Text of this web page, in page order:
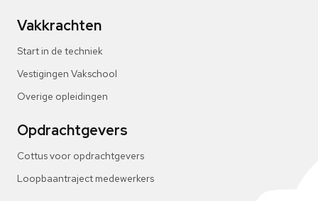
Vakkrachten
Start in de techniek
Vestigingen Vakschool
Overige opleidingen
Opdrachtgevers
Cottus voor opdrachtgevers
Loopbaantraject medewerkers